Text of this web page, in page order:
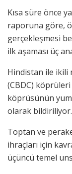
Kısa süre önce
raporuna göre,
gerçekleşmesi
ilk aşaması üç
Hindistan ile ikili
(CBDC) köprüleri
köprüsünün
olarak bildiriliyor.
Toptan ve
ihraçları için
üçüncü temel